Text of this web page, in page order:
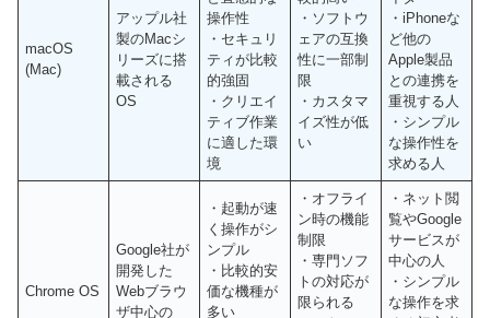
macOS
(Mac)
アップル社
製のMacシ
リーズに搭
載される
OS
操作性
・セキュリ
ティが比較
的強固
・クリエイ
ティブ作業
に適した環
境
・ソフトウ
ェアの互換
性に一部制
限
・カスタマ
イズ性が低
い
・iPhoneな
ど他の
Apple製品
との連携を
重視する人
・シンプル
な操作性を
求める人
Chrome OS
Google社が
開発した
Webブラウ
ザ中心の
・起動が速
く操作がシ
ンプル
・比較的安
価な機種が
多い
・オフライ
ン時の機能
制限
・専門ソフ
トの対応が
限られる
・ネット閲
覧やGoogle
サービスが
中心の人
・シンプル
な操作を求